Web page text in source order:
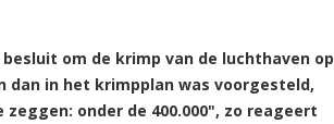
om de krimp van de luchthaven op
in het krimpplan was voorgesteld,
onder de 400.000", zo reageert